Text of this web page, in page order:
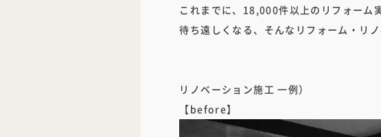
これまでに、18,000件以上のリフォーム
待ち遠しくなる、そんなリフォーム・リ
リノベーション施工 一例）
【before】